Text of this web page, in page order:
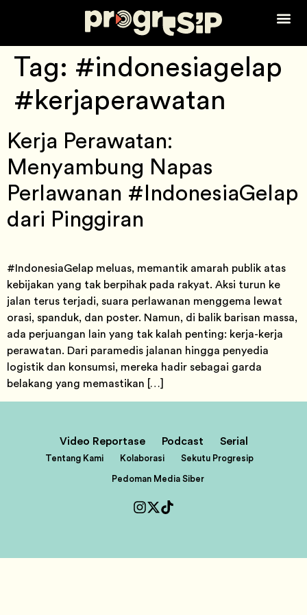
Tag: #indonesiagelap
#kerjaperawatan
Kerja Perawatan:
Menyambung Napas
Perlawanan #IndonesiaGelap
dari Pinggiran
#IndonesiaGelap meluas, memantik amarah publik atas
kebijakan yang tak berpihak pada rakyat. Aksi turun ke
jalan terus terjadi, suara perlawanan menggema lewat
orasi, spanduk, dan poster. Namun, di balik barisan massa,
ada perjuangan lain yang tak kalah penting: kerja-kerja
perawatan. Dari paramedis jalanan hingga penyedia
logistik dan konsumsi, mereka hadir sebagai garda
belakang yang memastikan […]
Video Reportase Podcast Serial
Tentang Kami Kolaborasi Sekutu Progresip
Pedoman Media Siber